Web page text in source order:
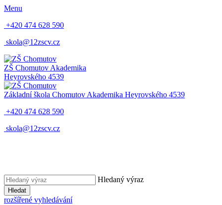
Menu
+420 474 628 590
skola@12zscv.cz
ZŠ Chomutov Akademika
Heyrovského 4539
Základní škola Chomutov Akademika Heyrovského 4539
+420 474 628 590
skola@12zscv.cz
Hledaný výraz
Hledat
rozšířené vyhledávání